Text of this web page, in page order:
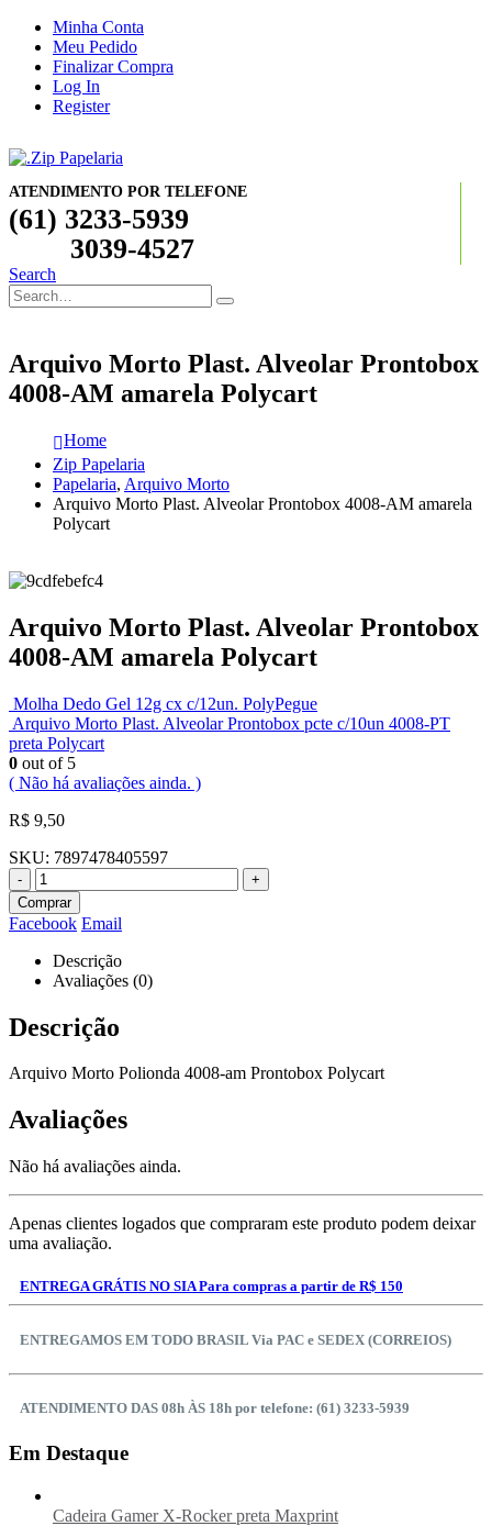
Minha Conta
Meu Pedido
Finalizar Compra
Log In
Register
ATENDIMENTO POR TELEFONE
(61) 3233-5939
3039-4527
Search
Arquivo Morto Plast. Alveolar Prontobox
4008-AM amarela Polycart
Home
Zip Papelaria
Papelaria, Arquivo Morto
Arquivo Morto Plast. Alveolar Prontobox 4008-AM amarela
Polycart
Arquivo Morto Plast. Alveolar Prontobox
4008-AM amarela Polycart
Molha Dedo Gel 12g cx c/12un. PolyPegue
Arquivo Morto Plast. Alveolar Prontobox pcte c/10un 4008-PT
preta Polycart
0 out of 5
( Não há avaliações ainda. )
R$ 9,50
SKU: 7897478405597
-
+
Comprar
Facebook Email
Descrição
Avaliações (0)
Descrição
Arquivo Morto Polionda 4008-am Prontobox Polycart
Avaliações
Não há avaliações ainda.
Apenas clientes logados que compraram este produto podem deixar
uma avaliação.
ENTREGA GRÁTIS NO SIA Para compras a partir de R$ 150
ENTREGAMOS EM TODO BRASIL Via PAC e SEDEX (CORREIOS)
ATENDIMENTO DAS 08h ÀS 18h por telefone: (61) 3233-5939
Em Destaque
Cadeira Gamer X-Rocker preta Maxprint